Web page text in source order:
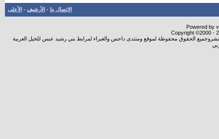
الاتصال بنا - الأرشيف - الأعلى
Powered by
Copyright ©2000 -
الحقوق محفوظة لموقع ومنتدى داحس والغبراء لمرابط بني رشيد عبس للخيل العربية